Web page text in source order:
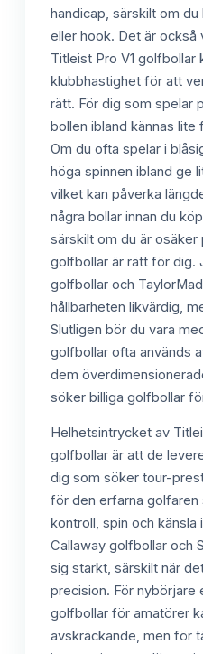
handicap, särskilt om
eller hook. Det är också
Titleist Pro V1 golfbollar
klubbhastighet för att
rätt. För dig som spelar
bollen ibland kännas
Om du ofta spelar i
höga spinnen ibland ge
vilket kan påverka
några bollar innan du
särskilt om du är osäker
golfbollar är rätt för dig.
golfbollar och
hållbarheten likvärdig,
Slutligen bör du vara
golfbollar ofta används
dem
söker billiga golfbollar
Helhetsintrycket av
golfbollar är att de
dig som söker tour-
för den erfarna golfaren
kontroll, spin och
Callaway golfbollar och
sig starkt, särskilt när
precision. För nybörjare
golfbollar för amatörer
avskräckande, men för